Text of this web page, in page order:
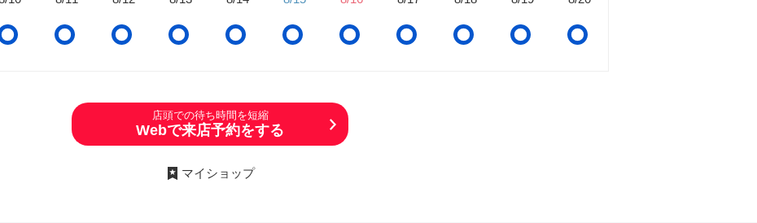
店頭での待ち時間を短縮
Webで来店予約をする
マイショップ